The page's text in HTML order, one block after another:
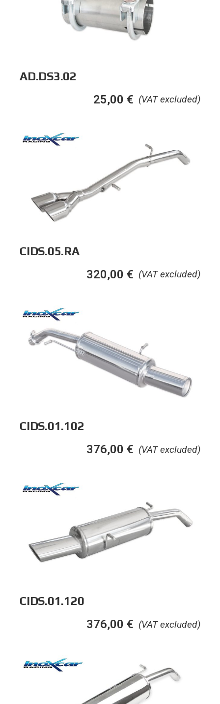
AD.DS3.02
(VAT excluded)
25,00 €
CIDS.05.RA
(VAT excluded)
320,00 €
CIDS.01.102
(VAT excluded)
376,00 €
CIDS.01.120
(VAT excluded)
376,00 €